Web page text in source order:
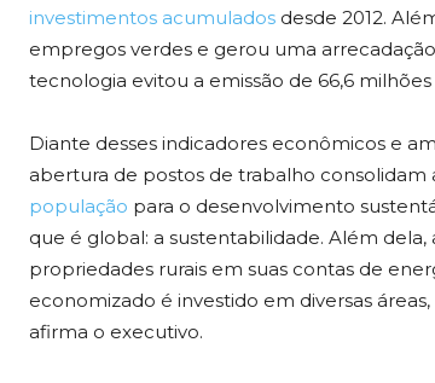
investimentos acumulados desde 2012.
empregos verdes e gerou uma
tecnologia evitou a emissão de 66,6
Diante desses indicadores econômicos e
abertura de postos de trabalho
população para o desenvolvimento
que é global: a sustentabilidade. Além
propriedades rurais em suas contas de
economizado é investido em diversas
afirma o executivo.